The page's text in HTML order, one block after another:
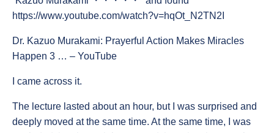
https://www.youtube.com/watch?v=hqOt_N2TN2I
Dr. Kazuo Murakami: Prayerful Action Makes Miracles
Happen 3 … – YouTube
I came across it.
The lecture lasted about an hour, but I was surprised and
deeply moved at the same time. At the same time, I was